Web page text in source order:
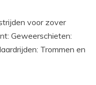
voor zover
Geweerschieten:
Trommen en